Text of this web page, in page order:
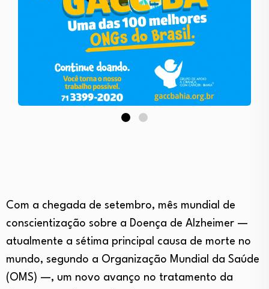
Com a chegada de setembro, mês mundial de
conscientização sobre a Doença de Alzheimer —
atualmente a sétima principal causa de morte no
mundo, segundo a Organização Mundial da Saúde
(OMS) —, um novo avanço no tratamento da